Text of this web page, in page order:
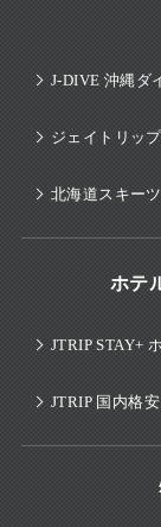
J-DIVE 沖縄ダ
ジェイトリッ
北海道スキー
ホテ
JTRIP STAY+
JTRIP 国内格